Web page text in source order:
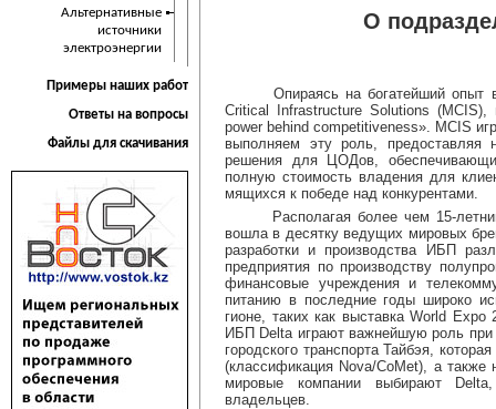
Альтернативные
источники
электроэнергии
Примеры наших работ
Ответы на вопросы
Файлы для скачивания
О
Опираясь на богатейший опыт в
Critical Infrastructure Solutions (MCIS),
power behind competitiveness». MCIS
выполняем эту роль, предоставляя
решения для ЦОДов,
полную стоимость владения для
мящихся к победе над конкурентами.
Располагая более чем 15-летним
вошла в десятку ведущих мировых
разработки и производства ИБП
предприятия по производству
финансовые учреждения и
питанию в последние годы широко
гионе, таких как выставка World
ИБП Delta играют важнейшую роль при
городского транспорта Тайбэя,
(классификация Nova/CoMet), а
мировые компании выбирают
владельцев.